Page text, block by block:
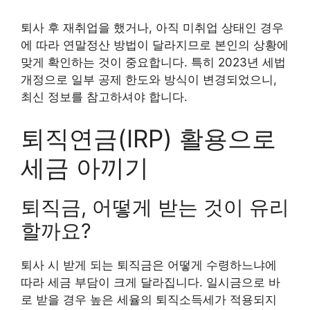
퇴사 후 재취업을 했거나, 아직 미취업 상태인 경우
에 따라 연말정산 방법이 달라지므로 본인의 상황에
맞게 확인하는 것이 중요합니다. 특히 2023년 세법
개정으로 일부 공제 한도와 방식이 변경되었으니,
최신 정보를 참고하셔야 합니다.
퇴직연금(IRP) 활용으로
세금 아끼기
퇴직금, 어떻게 받는 것이 유리
할까요?
퇴사 시 받게 되는 퇴직금은 어떻게 수령하느냐에
따라 세금 부담이 크게 달라집니다. 일시금으로 바
로 받을 경우 높은 세율의 퇴직소득세가 적용되지